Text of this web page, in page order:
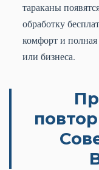
тараканы
обработку
комфорт и полная
или бизнеса.